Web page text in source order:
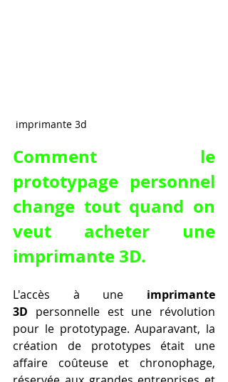
imprimante 3d
Comment le
prototypage personnel
change tout quand on
veut acheter une
imprimante 3D.
L'accès à une imprimante
3D personnelle est une révolution
pour le prototypage. Auparavant, la
création de prototypes était une
affaire coûteuse et chronophage,